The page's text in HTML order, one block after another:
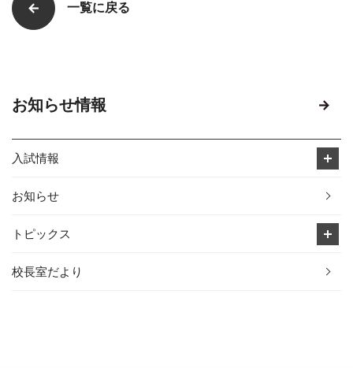
一覧に戻る
お知らせ情報
入試情報
お知らせ
トピックス
校長室だより